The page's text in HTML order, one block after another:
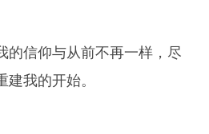
的信仰与从前不再一样，尽
我的开始。